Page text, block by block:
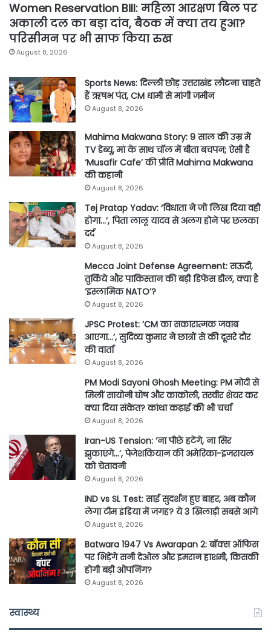
Women Reservation Bill: महिला आरक्षण बिल पर
अकाली दल का बड़ा दांव, बैठक में क्या तय हुआ?
परिसीमन पर भी साफ किया रुख
August 8, 2026
Sports News: दिल्ली छोड़ उत्तराखंड लौटना चाहते
हैं ऋषभ पंत, CM धामी से मांगी जमीन
August 8, 2026
Mahima Makwana Story: 9 साल की उम्र में
TV डेब्यू, मां के साथ चॉल में बीता बचपन; ऐसी है
‘Musafir Cafe’ की प्रीति Mahima Makwana
की कहानी
August 8, 2026
Tej Pratap Yadav: ‘विधाता ने जो लिख दिया वही
होगा…’, पिता लालू यादव से अलग होने पर छलका
दर्द
August 8, 2026
Mecca Joint Defense Agreement: सऊदी,
तुर्किये और पाकिस्तान की बड़ी डिफेंस डील, क्या है
‘इस्लामिक NATO’?
August 8, 2026
JPSC Protest: ‘CM का सकारात्मक जवाब
आएगा…’, सुदिव्य कुमार ने छात्रों से की दूसरे दौर
की वार्ता
August 8, 2026
PM Modi Sayoni Ghosh Meeting: PM मोदी से
मिलीं सायोनी घोष और काकोली, तस्वीर शेयर कर
क्या दिया संकेत? कांथा कढ़ाई की भी चर्चा
August 8, 2026
Iran-US Tension: ‘ना पीछे हटेंगे, ना सिर
झुकाएंगे…’, पेजेशकियान की अमेरिका-इजरायल
को चेतावनी
August 8, 2026
IND vs SL Test: साई सुदर्शन हुए बाहर, अब कौन
लेगा टीम इंडिया में जगह? ये 3 खिलाड़ी सबसे आगे
August 8, 2026
Batwara 1947 Vs Awarapan 2: बॉक्स ऑफिस
पर भिड़ेंगे सनी देओल और इमरान हाशमी, किसकी
होगी बड़ी ओपनिंग?
August 8, 2026
स्वास्थ्य